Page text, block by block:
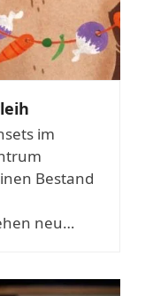
im
Bestand
neu…